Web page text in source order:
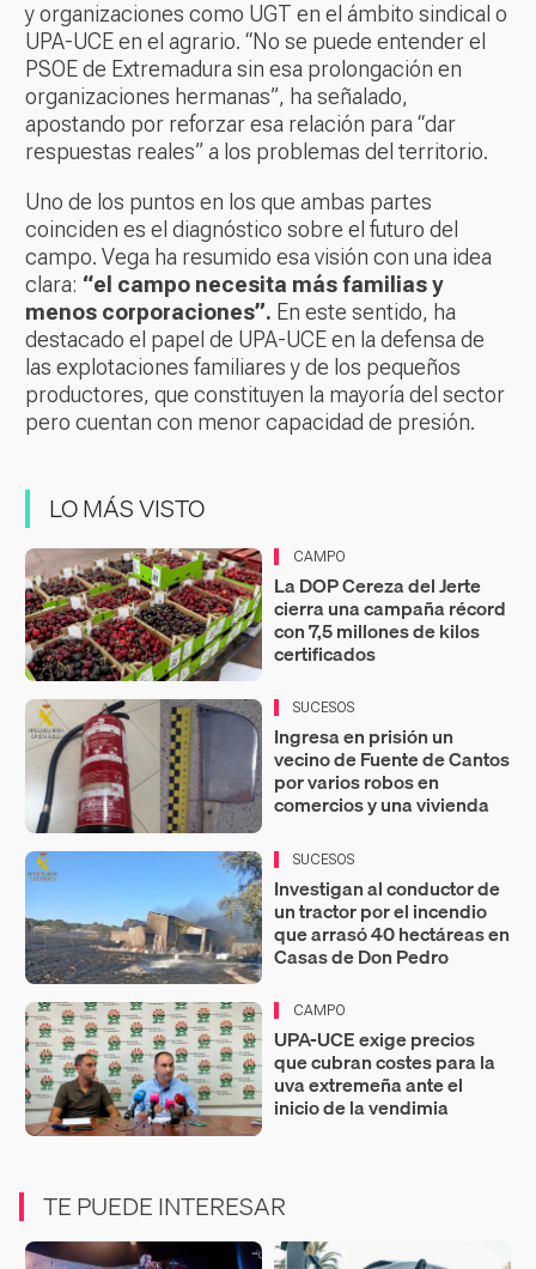
y organizaciones como UGT en el ámbito sindical o
UPA-UCE en el agrario. “No se puede entender el
PSOE de Extremadura sin esa prolongación en
organizaciones hermanas”, ha señalado,
apostando por reforzar esa relación para “dar
respuestas reales” a los problemas del territorio.
Uno de los puntos en los que ambas partes
coinciden es el diagnóstico sobre el futuro del
campo. Vega ha resumido esa visión con una idea
clara: “el campo necesita más familias y
menos corporaciones”. En este sentido, ha
destacado el papel de UPA-UCE en la defensa de
las explotaciones familiares y de los pequeños
productores, que constituyen la mayoría del sector
pero cuentan con menor capacidad de presión.
LO MÁS VISTO
CAMPO
La DOP Cereza del Jerte
cierra una campaña récord
con 7,5 millones de kilos
certificados
SUCESOS
Ingresa en prisión un
vecino de Fuente de Cantos
por varios robos en
comercios y una vivienda
SUCESOS
Investigan al conductor de
un tractor por el incendio
que arrasó 40 hectáreas en
Casas de Don Pedro
CAMPO
UPA-UCE exige precios
que cubran costes para la
uva extremeña ante el
inicio de la vendimia
TE PUEDE INTERESAR